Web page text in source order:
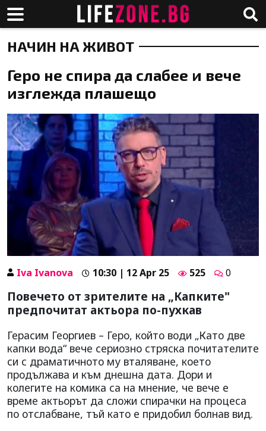
НАЧИН НА ЖИВОТ
Геро не спира да слабее и вече
изглежда плашещо
Iva Ivanova 10:30 | 12 Apr 25 525 0
Повечето от зрителите на „Капките"
предпочитат актьора по-пухкав
Герасим Георгиев – Геро, който води „Като две
капки вода“ вече сериозно стряска почитателите
си с драматичното му вталяване, което
продължава и към днешна дата. Дори и
колегите на комика са на мнение, че вече е
време актьорът да сложи спирачки на процеса
по отслабване, тъй като е придобил болнав вид.